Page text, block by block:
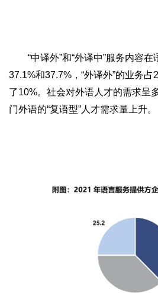
“中译外”和“外译中”服务内容在
37.1%和37.7%，“外译外”的业务
了10%。社会对外语人才的需求呈
门外语的“复语型”人才需求量上升。